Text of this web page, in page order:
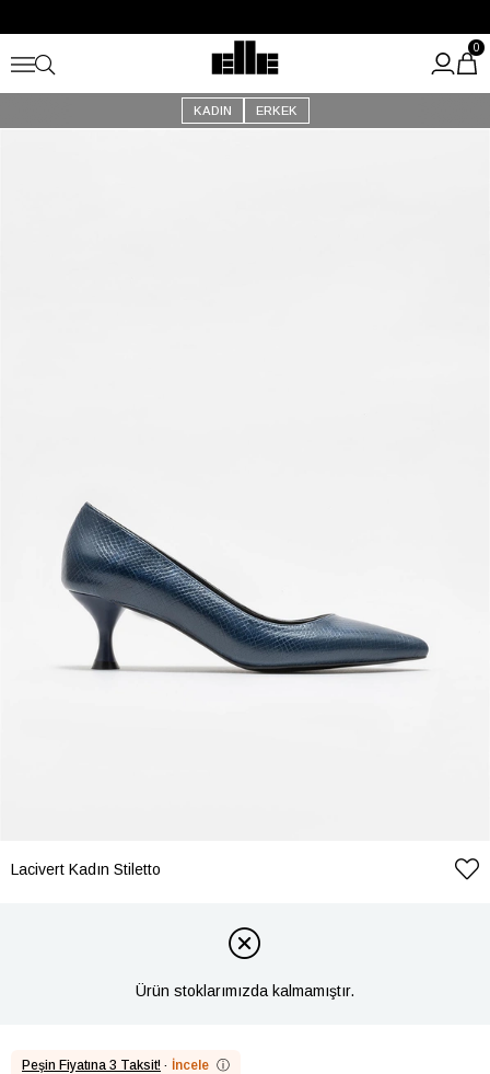
Kargo Ücretsiz!
KADIN ERKEK
0
Lacivert Kadın Stiletto
Ürün stoklarımızda kalmamıştır.
Peşin Fiyatına 3 Taksit! · İncele ⓘ